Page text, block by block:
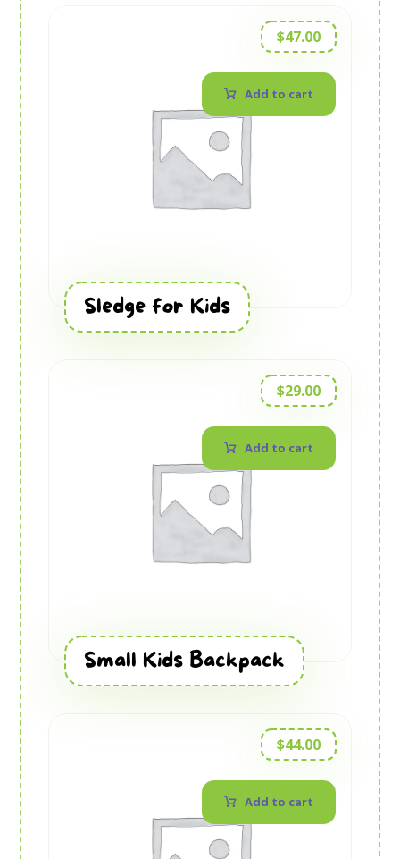
Sledge for Kids
$47.00
Add to cart
Small Kids Backpack
$29.00
Add to cart
$44.00
Add to cart